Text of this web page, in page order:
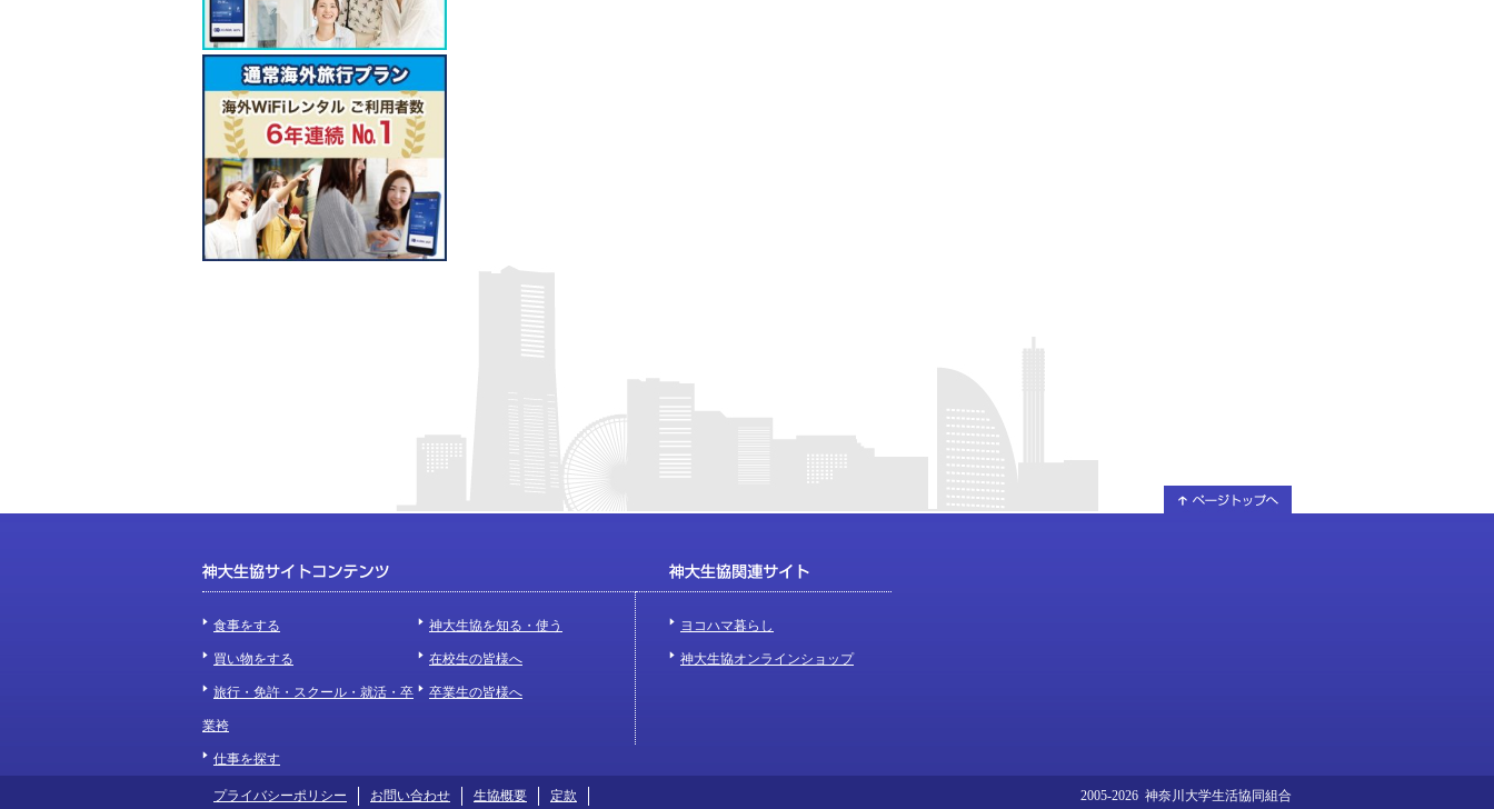
食事をする
買い物をする
旅行・免許・スクール・就活・卒
業袴
仕事を探す
神大生協を知る・使う
在校生の皆様へ
卒業生の皆様へ
ヨコハマ暮らし
神大生協オンラインショップ
プライバシーポリシー お問い合わせ 生協概要 定款 2005-2026 神奈川大学生活協同組合